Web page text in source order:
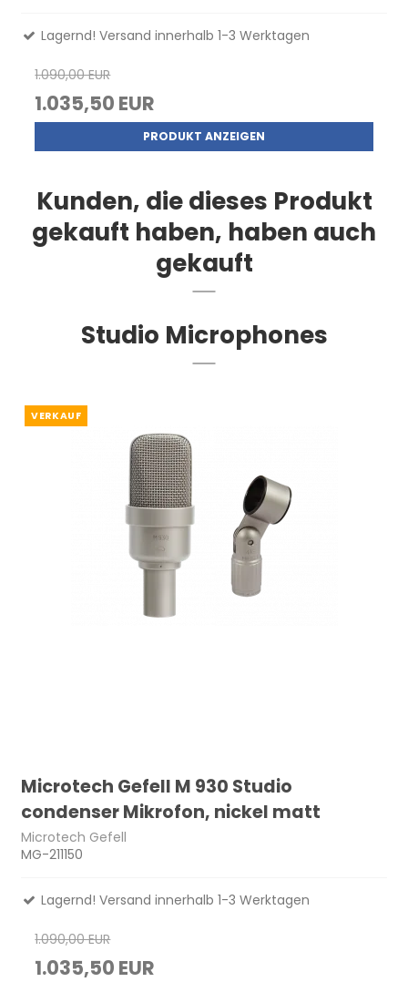
Lagernd! Versand innerhalb 1-3 Werktagen
1.090,00 EUR
1.035,50 EUR
PRODUKT ANZEIGEN
Kunden, die dieses Produkt
gekauft haben, haben auch
gekauft
Studio Microphones
VERKAUF
Microtech Gefell M 930 Studio
condenser Mikrofon, nickel matt
Microtech Gefell
MG-211150
Lagernd! Versand innerhalb 1-3 Werktagen
1.090,00 EUR
1.035,50 EUR